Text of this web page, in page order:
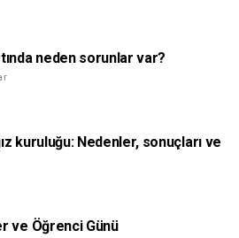
neden sorunlar var?
kuruluğu: Nedenler, sonuçları ve
ve Öğrenci Günü